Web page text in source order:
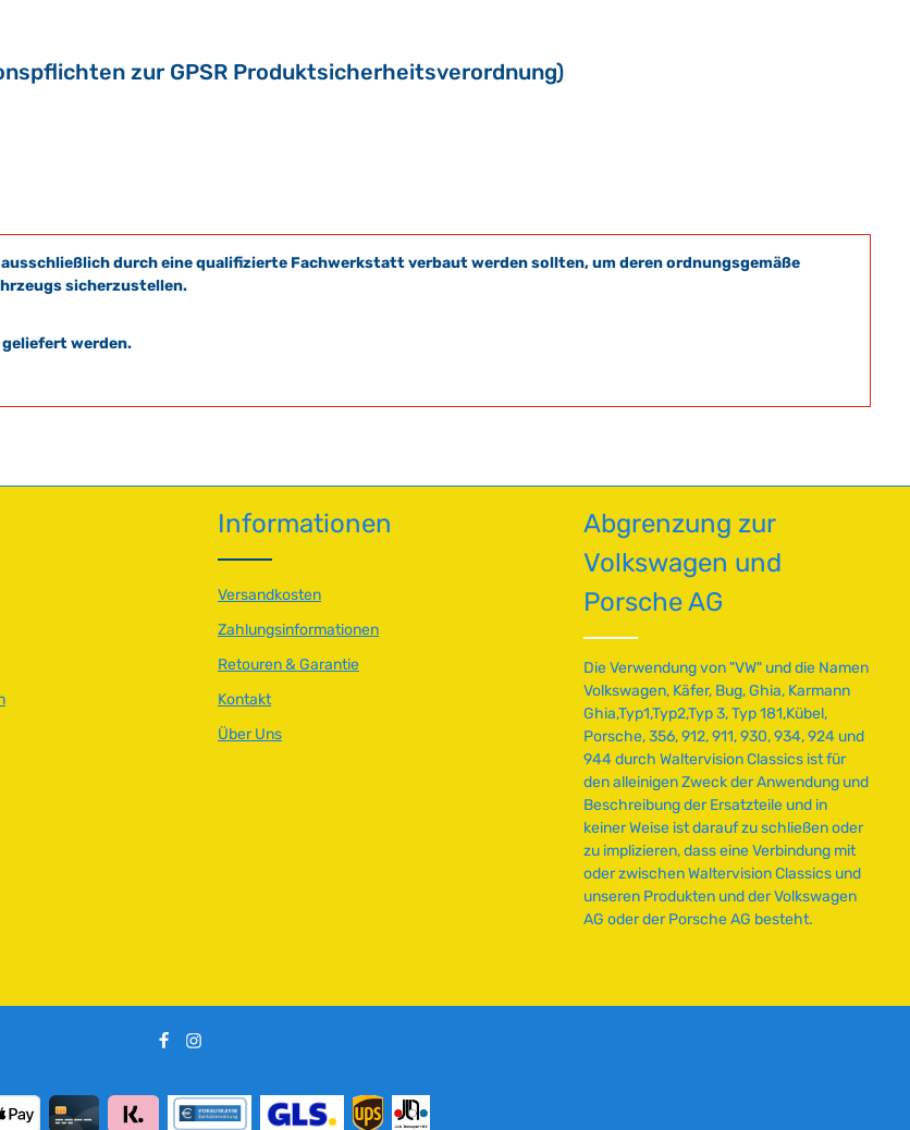
zur GPSR Produktsicherheitsverordnung)
durch eine qualifizierte Fachwerkstatt verbaut werden sollten, um deren ordnungsgemäße
sicherzustellen.
werden.
Informationen
Versandkosten
Zahlungsinformationen
Retouren & Garantie
Kontakt
Über Uns
Abgrenzung zur
Volkswagen und
Porsche AG
Die Verwendung von "VW" und die Namen
Volkswagen, Käfer, Bug, Ghia, Karmann
Ghia,Typ1,Typ2,Typ 3, Typ 181,Kübel,
Porsche, 356, 912, 911, 930, 934, 924 und
944 durch Waltervision Classics ist für
den alleinigen Zweck der Anwendung und
Beschreibung der Ersatzteile und in
keiner Weise ist darauf zu schließen oder
zu implizieren, dass eine Verbindung mit
oder zwischen Waltervision Classics und
unseren Produkten und der Volkswagen
AG oder der Porsche AG besteht.